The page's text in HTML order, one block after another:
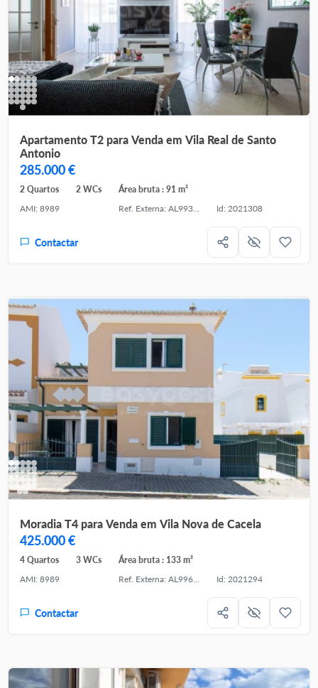
Apartamento T2 para Venda em Vila Real de Santo
Antonio
285.000 €
2 Quartos 2 WCs
Área bruta : 91 m²
AMI: 8989
Ref. Externa: AL99347VR Id: 2021308
Contactar
Moradia T4 para Venda em Vila Nova de Cacela
425.000 €
4 Quartos 3 WCs
Área bruta : 133 m²
AMI: 8989
Ref. Externa: AL99612VR Id: 2021294
Contactar